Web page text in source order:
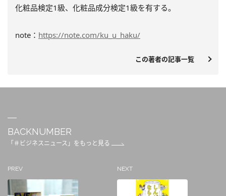
化粧品検定1級、化粧品成分検定1級を有する。
note： https://note.com/ku_u_haku/
この著者の記事一覧
BACKNUMBER
「＃ビジネスニュース」をもっと見る
PREV NEXT